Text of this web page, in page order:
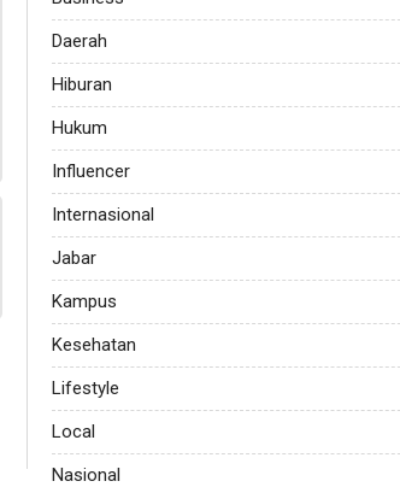
Daerah
Hiburan
Hukum
Influencer
Internasional
Jabar
Kampus
Kesehatan
Lifestyle
Local
Nasional